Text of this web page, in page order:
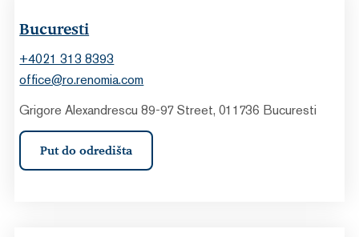
Bucuresti
+4021 313 8393
office@ro.renomia.com
Grigore Alexandrescu 89-97 Street, 011736 Bucuresti
Put do odredišta